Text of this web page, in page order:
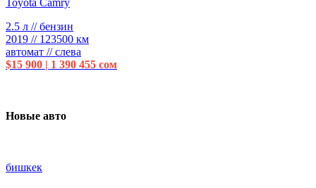
2.5 л // бензин
2019 // 123500 км
автомат // слева
$15 900 | 1 390 455 сом
Новые авто
бишкек